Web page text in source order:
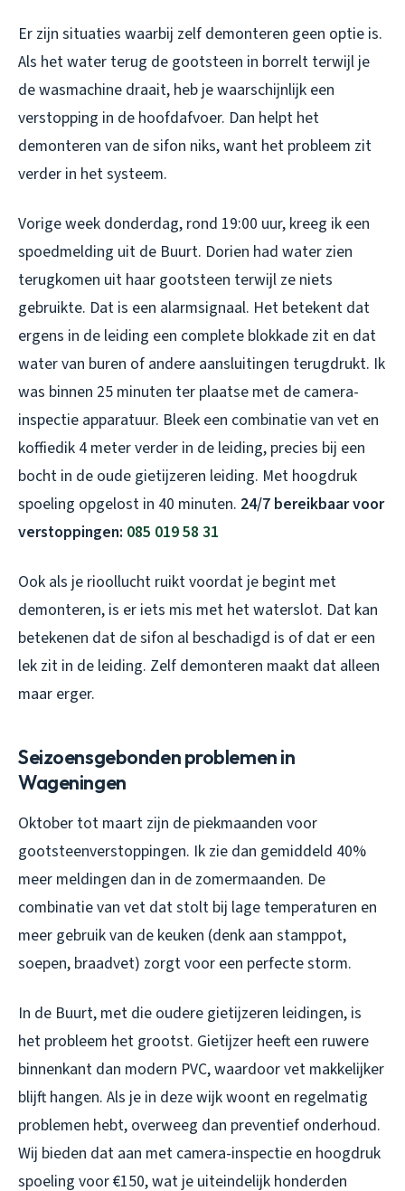
Er zijn situaties waarbij zelf demonteren geen optie is.
Als het water terug de gootsteen in borrelt terwijl je
de wasmachine draait, heb je waarschijnlijk een
verstopping in de hoofdafvoer. Dan helpt het
demonteren van de sifon niks, want het probleem zit
verder in het systeem.
Vorige week donderdag, rond 19:00 uur, kreeg ik een
spoedmelding uit de Buurt. Dorien had water zien
terugkomen uit haar gootsteen terwijl ze niets
gebruikte. Dat is een alarmsignaal. Het betekent dat
ergens in de leiding een complete blokkade zit en dat
water van buren of andere aansluitingen terugdrukt. Ik
was binnen 25 minuten ter plaatse met de camera-
inspectie apparatuur. Bleek een combinatie van vet en
koffiedik 4 meter verder in de leiding, precies bij een
bocht in de oude gietijzeren leiding. Met hoogdruk
spoeling opgelost in 40 minuten. 24/7 bereikbaar voor
verstoppingen: 085 019 58 31
Ook als je rioollucht ruikt voordat je begint met
demonteren, is er iets mis met het waterslot. Dat kan
betekenen dat de sifon al beschadigd is of dat er een
lek zit in de leiding. Zelf demonteren maakt dat alleen
maar erger.
Seizoensgebonden problemen in
Wageningen
Oktober tot maart zijn de piekmaanden voor
gootsteenverstoppingen. Ik zie dan gemiddeld 40%
meer meldingen dan in de zomermaanden. De
combinatie van vet dat stolt bij lage temperaturen en
meer gebruik van de keuken (denk aan stamppot,
soepen, braadvet) zorgt voor een perfecte storm.
In de Buurt, met die oudere gietijzeren leidingen, is
het probleem het grootst. Gietijzer heeft een ruwere
binnenkant dan modern PVC, waardoor vet makkelijker
blijft hangen. Als je in deze wijk woont en regelmatig
problemen hebt, overweeg dan preventief onderhoud.
Wij bieden dat aan met camera-inspectie en hoogdruk
spoeling voor €150, wat je uiteindelijk honderden